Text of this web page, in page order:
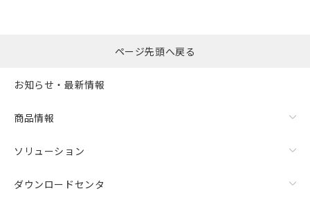
ページ先頭へ戻る
お知らせ・最新情報
商品情報
ソリューション
ダウンロードセンタ